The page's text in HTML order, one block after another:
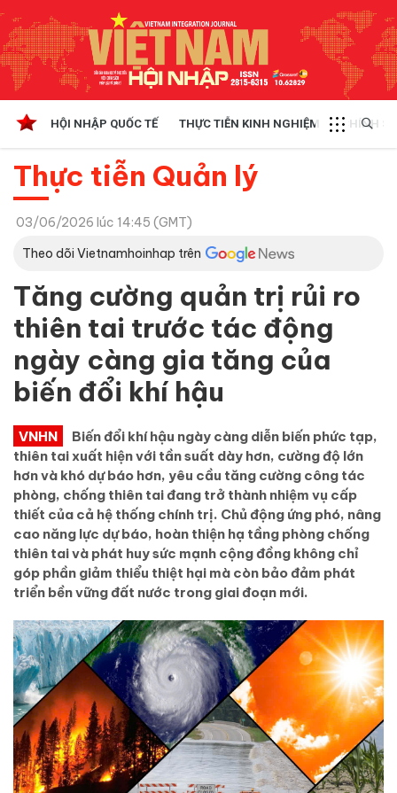
HỘI NHẬP QUỐC TẾ THỰC TIỄN KINH NGHIỆM CHÍNH
Thực tiễn Quản lý
03/06/2026 lúc 14:45 (GMT)
Theo dõi Vietnamhoinhap trên
Tăng cường quản trị rủi ro
thiên tai trước tác động
ngày càng gia tăng của
biến đổi khí hậu
VNHN
Biến đổi khí hậu ngày càng diễn biến phức tạp,
thiên tai xuất hiện với tần suất dày hơn, cường độ lớn
hơn và khó dự báo hơn, yêu cầu tăng cường công tác
phòng, chống thiên tai đang trở thành nhiệm vụ cấp
thiết của cả hệ thống chính trị. Chủ động ứng phó, nâng
cao năng lực dự báo, hoàn thiện hạ tầng phòng chống
thiên tai và phát huy sức mạnh cộng đồng không chỉ
góp phần giảm thiểu thiệt hại mà còn bảo đảm phát
triển bền vững đất nước trong giai đoạn mới.